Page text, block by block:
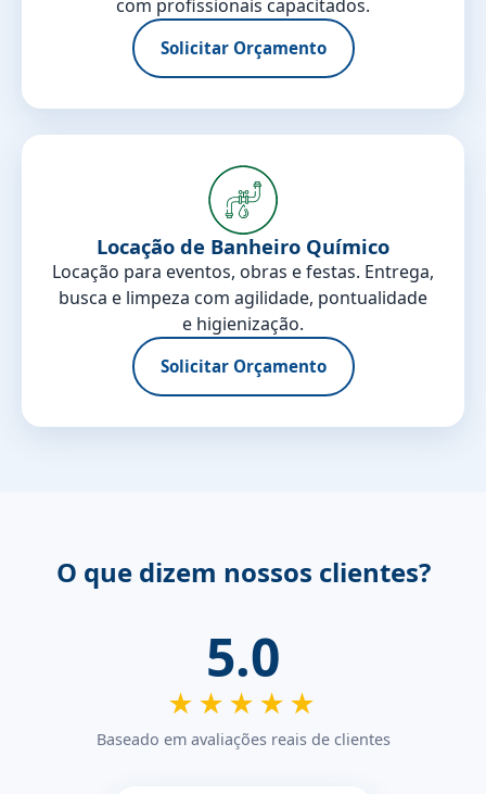
com profissionais capacitados.
Solicitar Orçamento
Locação de Banheiro Químico
Locação para eventos, obras e festas. Entrega,
busca e limpeza com agilidade, pontualidade
e higienização.
Solicitar Orçamento
O que dizem nossos clientes?
5.0
★★★★★
Baseado em avaliações reais de clientes